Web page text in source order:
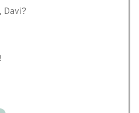
Davi?